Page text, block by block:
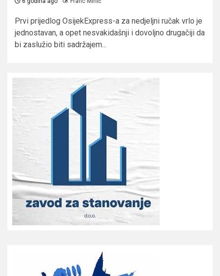
Prvi prijedlog OsijekExpress-a za nedjeljni ručak vrlo je
jednostavan, a opet nesvakidašnji i dovoljno drugačiji da
bi zaslužio biti sadržajem...